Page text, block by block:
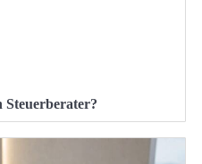
Steuerberater?